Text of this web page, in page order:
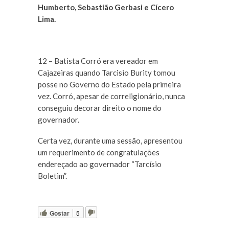
Humberto, Sebastião Gerbasi e Cícero
Lima.
12 – Batista Corró era vereador em
Cajazeiras quando Tarcisio Burity tomou
posse no Governo do Estado pela primeira
vez. Corró, apesar de correligionário, nunca
conseguiu decorar direito o nome do
governador.
Certa vez, durante uma sessão, apresentou
um requerimento de congratulações
endereçado ao governador “Tarcísio
Boletim”.
Gostar 5